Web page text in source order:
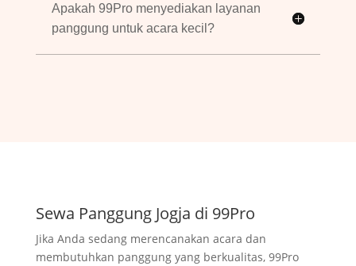
Apakah 99Pro menyediakan layanan
panggung untuk acara kecil?
Sewa Panggung Jogja di 99Pro
Jika Anda sedang merencanakan acara dan
membutuhkan panggung yang berkualitas, 99Pro